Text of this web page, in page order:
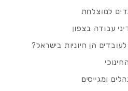
למוצלחת
עבודה בצפון
הן חיוניות בישראל?
ומגייסים